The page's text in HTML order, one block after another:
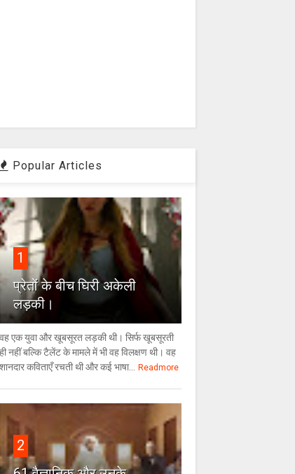
Popular Articles
1
प्रेतों के बीच घिरी अकेली
लड़की।
वह एक युवा और खूबसूरत लड़की थी। सिर्फ खूबसूरती
ही नहीं बल्कि टैलेंट के मामले में भी वह विलक्षण थी। वह
शानदार कविताएँ रचती थी और कई भाषा...
Readmore
2